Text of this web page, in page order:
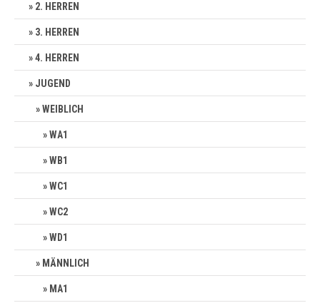
2. HERREN
3. HERREN
4. HERREN
JUGEND
WEIBLICH
WA1
WB1
WC1
WC2
WD1
MÄNNLICH
MA1